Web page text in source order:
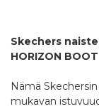
Skechers
HORIZON
Nämä
mukavan